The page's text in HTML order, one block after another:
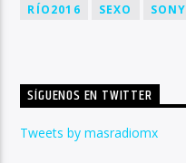
RÍO2016
SEXO SONY
SÍGUENOS EN TWITTER
Tweets by masradiomx